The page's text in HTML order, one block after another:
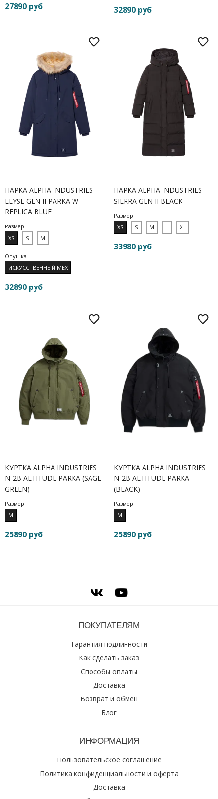
27890 руб 32890 руб
ПАРКА ALPHA INDUSTRIES
ELYSE GEN II PARKA W
REPLICA BLUE
Размер
XS
S M
Опушка
ИСКУССТВЕННЫЙ МЕХ
32890 руб
ПАРКА ALPHA INDUSTRIES
SIERRA GEN II BLACK
Размер
XS
S M L XL
33980 руб
КУРТКА ALPHA INDUSTRIES
N-2B ALTITUDE PARKA (SAGE
GREEN)
Размер
M
25890 руб
КУРТКА ALPHA INDUSTRIES
N-2B ALTITUDE PARKA
(BLACK)
Размер
M
25890 руб
ПОКУПАТЕЛЯМ
Гарантия подлинности
Как сделать заказ
Способы оплаты
Доставка
Возврат и обмен
Блог
ИНФОРМАЦИЯ
Пользовательское соглашение
Политика конфиденциальности и оферта
Доставка